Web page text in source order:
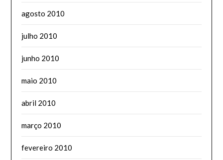
agosto 2010
julho 2010
junho 2010
maio 2010
abril 2010
março 2010
fevereiro 2010